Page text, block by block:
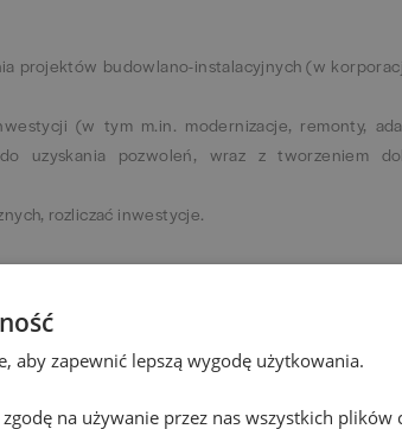
projektów budowlano-instalacyjnych (w
(w tym m.in. modernizacje, remonty,
uzyskania pozwoleń, wraz z tworzeniem
rozliczać inwestycje.
aby zapewnić lepszą wygodę użytkowania.
na używanie przez nas wszystkich plików